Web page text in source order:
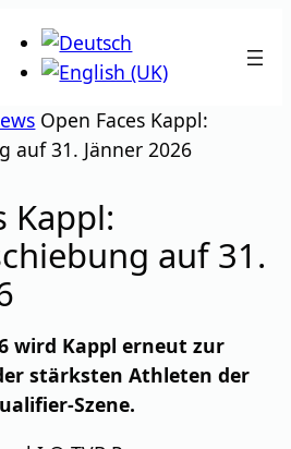
Open Faces Kappl:
auf 31. Jänner 2026
Kappl:
auf 31.
wird Kappl erneut zur
stärksten Athleten der
Szene.